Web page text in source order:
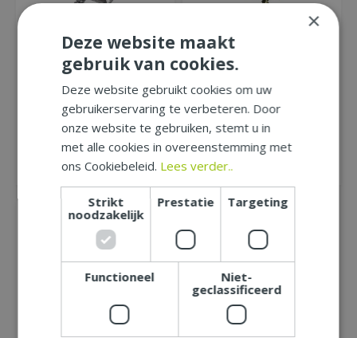
l-beslag rvs
h40l35b30mm
€0,75
MEER INFORMATIE
BESTEL DIRECT
L-beslag geel verzinkt
h40l35b30mm
€ 0,40
MEER INFORMATIE
BESTEL DIRECT
spaanpl.schroef rvs
d4l50cm 200st
×
Deze website maakt
gebruik van cookies.
Deze website gebruikt cookies om uw
gebruikerservaring te verbeteren. Door
onze website te gebruiken, stemt u in
met alle cookies in overeenstemming met
ons Cookiebeleid. Lees verder..
Strikt
noodzakelijk
Prestatie Targeting
Functioneel
Niet-
geclassificeerd